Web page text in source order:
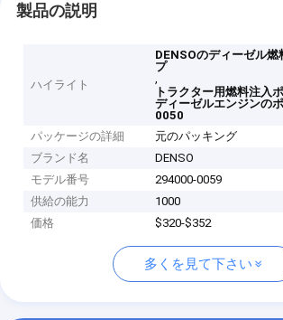
製品の説明
ハイライト
DENSOのディーゼル燃
プ
,
トラクター用燃料注入
ディーゼルエンジンの
0050
パッケージの詳細
元のパッキング
ブランド名
DENSO
モデル番号
294000-0059
供給の能力
1000
価格
$320-$352
多くを見て下さい